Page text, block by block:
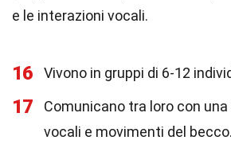
e le interazioni vocali.
16 Vivono in gruppi di 6-12
17
Comunicano tra loro con
vocali e movimenti del becco.